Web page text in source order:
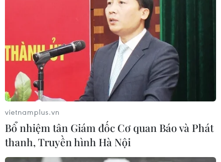
'sóng' tiêu dùng dịp cuối năm
Sức mua có dấu hiệu "ấm" dần khi 11 tháng năm 2022,
tổng mức bán lẻ hàng hóa và doanh thu dịch vụ tiêu
dùng ước đạt 5.180,5 nghìn tỷ đồng, tăng 20,5% so với
cùng kỳ năm trước.
vietnamplus.vn
Bổ nhiệm tân Giám đốc Cơ quan Báo và Phát
thanh, Truyền hình Hà Nội